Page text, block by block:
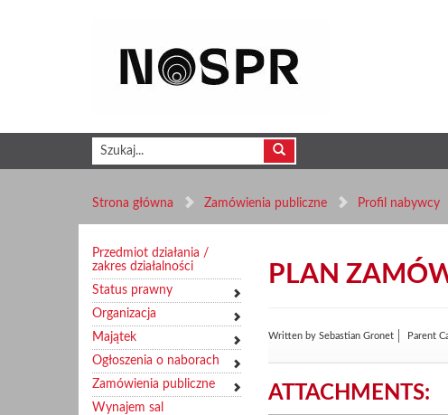
Strona główna Zamówienia publiczne Profil nabywcy
Przedmiot działania /
zakres działalności
Status prawny
Organizacja
Majątek
Ogłoszenia o naborach
Zamówienia publiczne
Wynajem sal
PLAN
Written by Sebastian Gronet Parent
ATTACHMENTS: